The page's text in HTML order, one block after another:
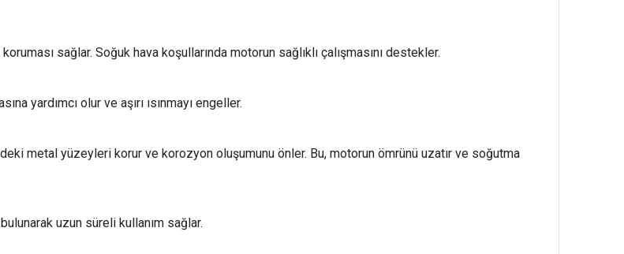
sağlar. Soğuk hava koşullarında motorun sağlıklı çalışmasını destekler.
yardımcı olur ve aşırı ısınmayı engeller.
metal yüzeyleri korur ve korozyon oluşumunu önler. Bu, motorun ömrünü uzatır ve soğutma
uzun süreli kullanım sağlar.